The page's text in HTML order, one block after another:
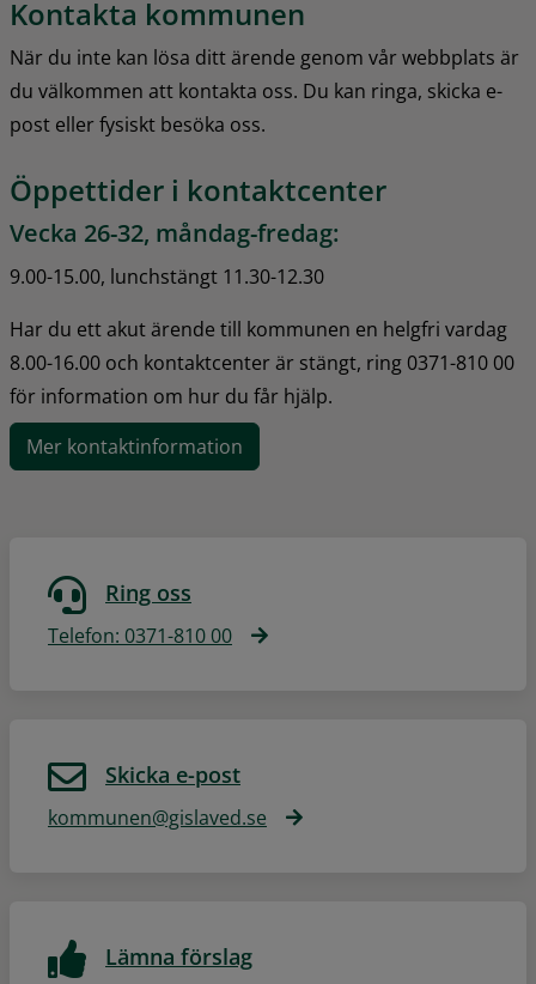
Kontakta kommunen
När du inte kan lösa ditt ärende genom vår webbplats är
du välkommen att kontakta oss. Du kan ringa, skicka e-
post eller fysiskt besöka oss.
Öppettider i kontaktcenter
Vecka 26-32, måndag-fredag:
9.00-15.00, lunchstängt 11.30-12.30
Har du ett akut ärende till kommunen en helgfri vardag
8.00-16.00 och kontaktcenter är stängt, ring 0371-810 00
för information om hur du får hjälp.
Mer kontaktinformation
Ring oss
Telefon: 0371-810 00
Skicka e-post
kommunen@gislaved.se
Lämna förslag